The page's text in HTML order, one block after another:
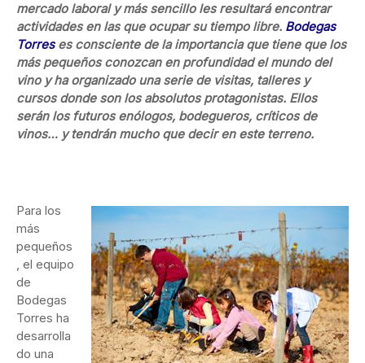
mercado laboral y más sencillo les resultará encontrar
actividades en las que ocupar su tiempo libre. Bodegas
Torreses consciente de la importancia que tiene que los
más pequeños conozcan en profundidad el mundo del
vino y ha organizado una serie de visitas, talleres y
cursos donde son los absolutos protagonistas. Ellos
serán los futuros enólogos, bodegueros, críticos de
vinos… y tendrán mucho que decir en este terreno.
Para los
más
pequeños
, el equipo
de
Bodegas
Torres ha
desarrolla
do una